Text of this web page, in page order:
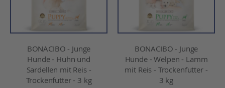
BONACIBO - Junge
Hunde - Huhn und
Sardellen mit Reis -
Trockenfutter - 3 kg
BONACIBO - Junge
Hunde - Welpen - Lamm
mit Reis - Trockenfutter -
3 kg